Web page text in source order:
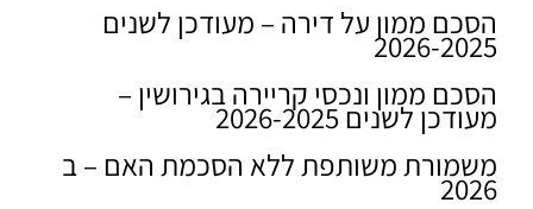
הסכם ממון על דירה – מעודכן לשנים
2026-2025
הסכם ממון ונכסי קריירה בגירושין –
מעודכן לשנים 2026-2025
משמורת משותפת ללא הסכמת האם – ב
2026